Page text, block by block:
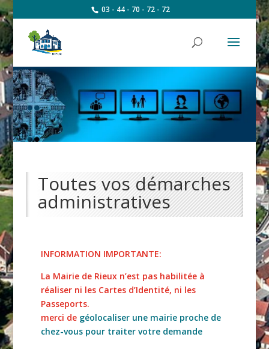
03 - 44 - 70 - 72 - 72
Toutes vos démarches
administratives
INFORMATION IMPORTANTE:
La Mairie de Rieux n’est pas habilitée à
réaliser ni les Cartes d’Identité, ni les
Passeports.
merci de géolocaliser une mairie proche de
chez-vous pour traiter votre demande